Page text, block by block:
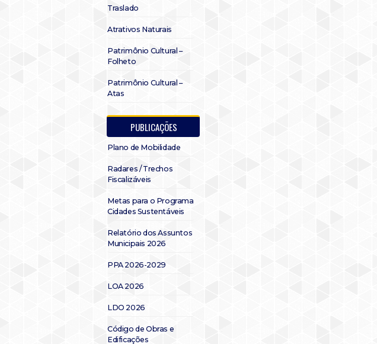
Traslado
Atrativos Naturais
Patrimônio Cultural –
Folheto
Patrimônio Cultural –
Atas
PUBLICAÇÕES
Plano de Mobilidade
Radares / Trechos
Fiscalizáveis
Metas para o Programa
Cidades Sustentáveis
Relatório dos Assuntos
Municipais 2026
PPA 2026-2029
LOA 2026
LDO 2026
Código de Obras e
Edificações